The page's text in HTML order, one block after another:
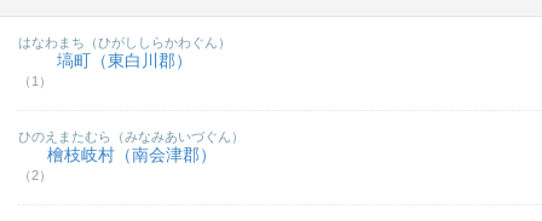
塙町（東白川郡）
（1）
はなわまち（ひがししらかわぐん）
檜枝岐村（南会津郡）
（2）
ひのえまたむら（みなみあいづぐん）